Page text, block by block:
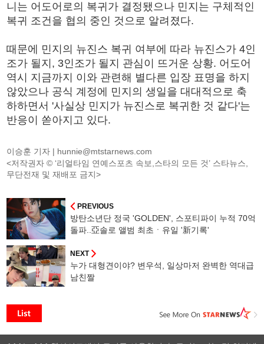
니는 어도어로의 복귀가 결정됐으나 민지는 구체적인
복귀 조건을 협의 중인 것으로 알려졌다.
때문에 민지의 뉴진스 복귀 여부에 따라 뉴진스가 4인
조가 될지, 3인조가 될지 관심이 뜨거운 상황. 어도어
역시 지금까지 이와 관련해 별다른 입장 표명을 하지
않았으나 공식 계정에 민지의 생일을 대대적으로 축
하하면서 '사실상 민지가 뉴진스로 복귀한 것 같다'는
반응이 쏟아지고 있다.
이승훈 기자 | hunnie@mtstarnews.com
<저작권자 © ‘리얼타임 연예스포츠 속보,스타의 모든 것’ 스타뉴스,
무단전재 및 재배포 금지>
PREVIOUS
방탄소년단 정국 'GOLDEN', 스포티파이 누적 70억
돌파..亞솔로 앨범 최초ㆍ유일 '新기록'
NEXT
누가 대형견이야? 변우석, 일상마저 완벽한 역대급
남친짤